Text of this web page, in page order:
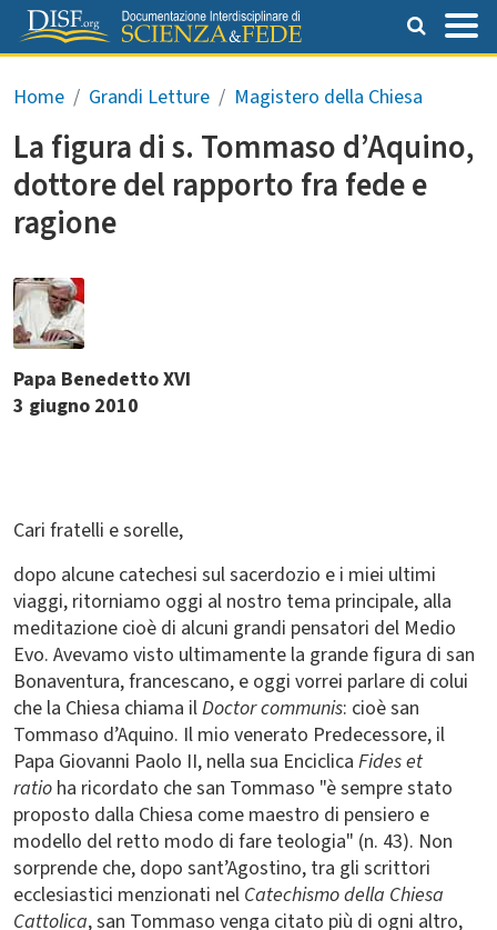
Salta al contenuto principale
Briciole di pane
Home Grandi Letture Magistero della Chiesa
La figura di s. Tommaso d’Aquino,
dottore del rapporto fra fede e
ragione
Papa Benedetto XVI
3 giugno 2010
Cari fratelli e sorelle,
dopo alcune catechesi sul sacerdozio e i miei ultimi
viaggi, ritorniamo oggi al nostro tema principale, alla
meditazione cioè di alcuni grandi pensatori del Medio
Evo. Avevamo visto ultimamente la grande figura di san
Bonaventura, francescano, e oggi vorrei parlare di colui
che la Chiesa chiama ilDoctor communis: cioè san
Tommaso d’Aquino. Il mio venerato Predecessore, il
Papa Giovanni Paolo II, nella sua Enciclica Fides et
ratio ha ricordato che san Tommaso "è sempre stato
proposto dalla Chiesa come maestro di pensiero e
modello del retto modo di fare teologia" (n. 43). Non
sorprende che, dopo sant’Agostino, tra gli scrittori
ecclesiastici menzionati nel Catechismo della Chiesa
Cattolica, san Tommaso venga citato più di ogni altro,